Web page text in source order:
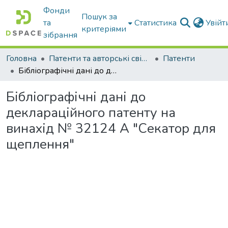
Фонди
та
зібрання
Пошук за
критеріями
Статистика
Головна Патенти та авторські свідоцтва
Патенти
Бібліографічні дані до деклараційного патенту на винахід № 32124 А "Секатор для щеплення"
Бібліографічні дані до
деклараційного патенту на
винахід № 32124 А "Секатор для
щеплення"